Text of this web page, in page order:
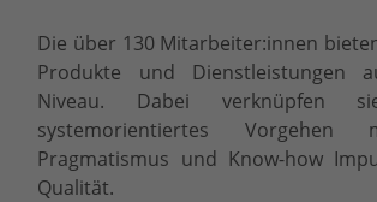
Die über 130 Mitarbeiter:innen
Produkte und Dienstleistungen
Niveau. Dabei verknüpfen
systemorientiertes Vorgehen
Pragmatismus und Know-how
Qualität.